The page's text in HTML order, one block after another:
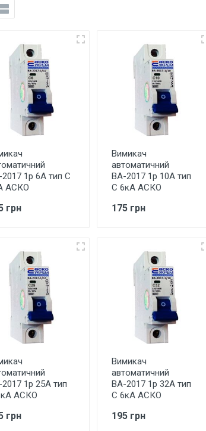
1р 6А тип С
АСКО
грн
Вимикач
автоматичний
ВА-2017 1р 10А тип
С 6кА АСКО
175 грн
1р 25А тип
АСКО
грн
Вимикач
автоматичний
ВА-2017 1р 32А тип
С 6кА АСКО
195 грн